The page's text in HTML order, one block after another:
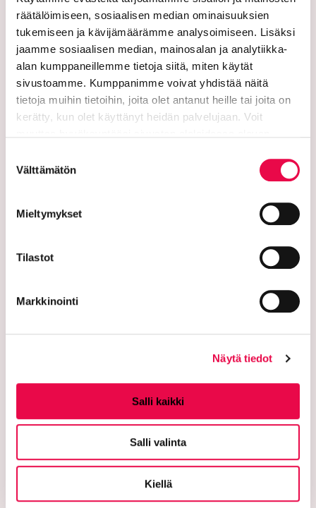
räätälöimiseen, sosiaalisen median ominaisuuksien
tukemiseen ja kävijämäärämme analysoimiseen. Lisäksi
jaamme sosiaalisen median, mainosalan ja analytiikka-
alan kumppaneillemme tietoja siitä, miten käytät
sivustoamme. Kumppanimme voivat yhdistää näitä
tietoja muihin tietoihin, joita olet antanut heille tai joita on
kerätty, kun olet käyttänyt heidän palvelujaan. Voit
valinta
Välttämätön
Mieltymykset
Tilastot
Markkinointi
Näytä tiedot
Salli kaikki
Salli valinta
Kiellä
PL 125 (Eteläinen Asemakatu 2)
Vaihde: 019 758 4000
etunimi.sukunimi@riihimaki.fi
Turvasähköpostiosoite:
Kaupungin verkkosivuilta löytyy ohjeet
Verkkolaskutusosoitteet:
Lähetä laskut verkkolaskuina
eivät vastaanota laskuja sähköpostin liitteenä.
Riihimäen kaupunki: